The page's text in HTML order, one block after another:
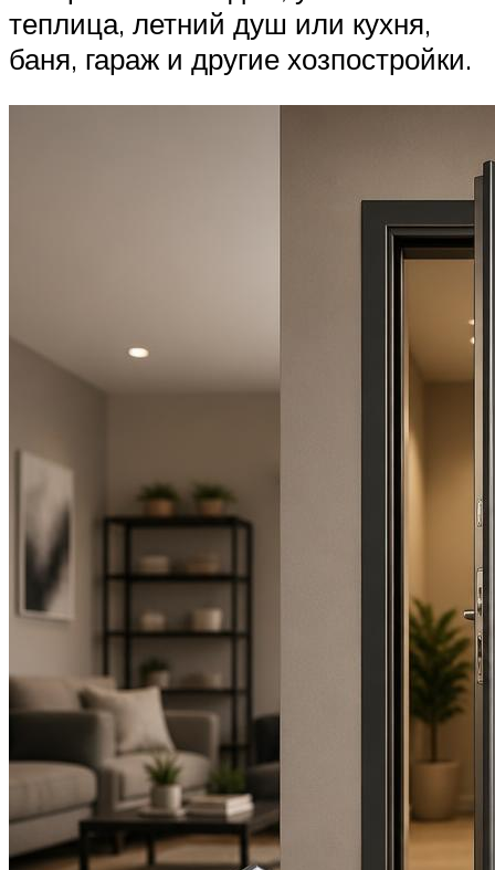
теплица, летний душ или кухня,
баня, гараж и другие хозпостройки.